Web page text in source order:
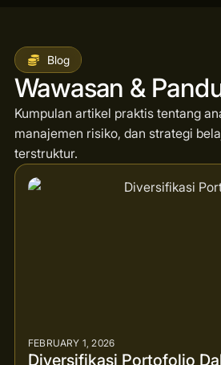
Blog
Wawasan &
Kumpulan artikel praktis tentang
manajemen risiko, dan strategi
terstruktur.
FEBRUARY 1, 2026
Diversifikasi Portofolio